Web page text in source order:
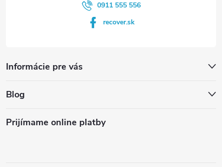
0911 555 556
recover.sk
Informácie pre vás
Blog
Prijímame online platby